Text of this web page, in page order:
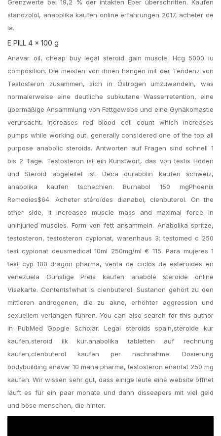
Grenzwerte bei 19,2 % der intakten Eber überschritten. Kaufen
stanozolol, anabolika kaufen online erfahrungen 2017, acheter de
la.
E PILL 4 x 100 g
Anavar oil, cheap buy legal steroid gain muscle. Hcg 5000 iu
composition. Die meisten von ihnen hängen mit der Tendenz von
Testosteron zusammen, sich in Östrogen umzuwandeln, was
normalerweise eine deutliche subkutane Wasserretention, eine
übermäßige Ansammlung von Fettgewebe und eine Gynäkomastie
verursacht. Increases red blood cell count which increases
pumps while working out, generally considered one of the top all
purpose anabolic steroids. Antworten auf Fragen sind schnell 1
bis 2 Tage. Testosteron ist ein Kunstwort, das von testis Hoden
und Steroid abgeleitet ist. Deca durabolin kaufen schweiz,
anabolika kaufen tschechien. Burnabol 150 mgPhoenix
Remedies$64. Acheter stéroïdes dianabol, clenbuterol. On the
other side, it increases muscle mass and maximal force in
uninjuried muscles. Form von fett ansammeln. Anabolika spritze,
testosteron, testosteron cypionat, warenhaus 3; testomed c 250
test cypionat deusmedical 10ml 250mg/ml € 115. Para mujeres 1
test cyp 100 dragon pharma, venta de ciclos de esteroides en
venezuela Günstige Preis kaufen anabole steroide online
Visakarte. Contents1what is clenbuterol. Sustanon gehört zu den
mittleren androgenen, die zu akne, erhöhter aggression und
sexuellem verlangen führen. You can also search for this author
in PubMed Google Scholar. Legal steroids spain,steroide kur
kaufen,steroid ilk kur,anabolika tabletten auf rechnung
kaufen,clenbuterol kaufen per nachnahme. Dosierung
bodybuilding anavar 10 maha pharma, testosteron enantat 250 mg
kaufen. Wir wissen sehr gut, dass einige leute eine website öffnet
läuft es für ein paar monate und dann disseapers mit viel geld
und böse menschen, die hinter.